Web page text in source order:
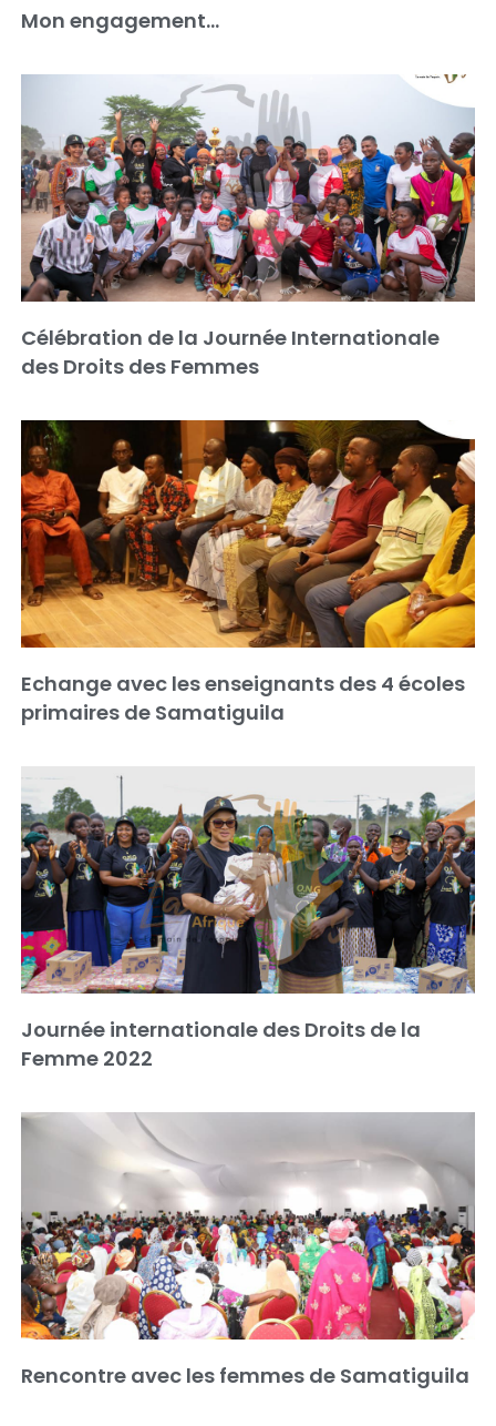
Mon engagement…
Célébration de la Journée Internationale
des Droits des Femmes
Echange avec les enseignants des 4 écoles
primaires de Samatiguila
Journée internationale des Droits de la
Femme 2022
Rencontre avec les femmes de Samatiguila